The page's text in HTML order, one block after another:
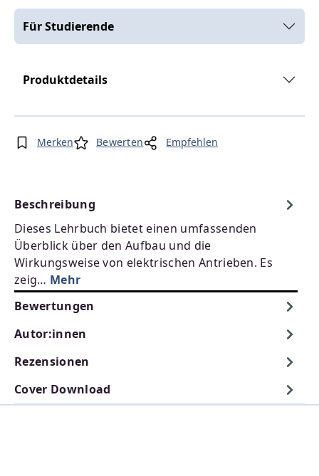
Für Studierende
Produktdetails
Merken Bewerten Empfehlen
Beschreibung
Dieses Lehrbuch bietet einen umfassenden
Überblick über den Aufbau und die
Wirkungsweise von elektrischen Antrieben. Es
zeig… Mehr
Bewertungen
Autor:innen
Rezensionen
Cover Download